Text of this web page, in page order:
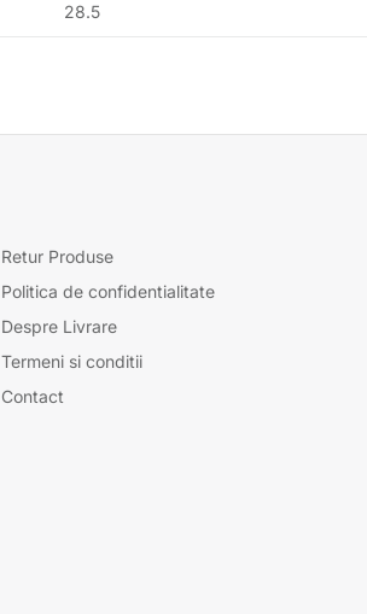
28.5
Retur Produse
Politica de confidentialitate
Despre Livrare
Termeni si conditii
Contact